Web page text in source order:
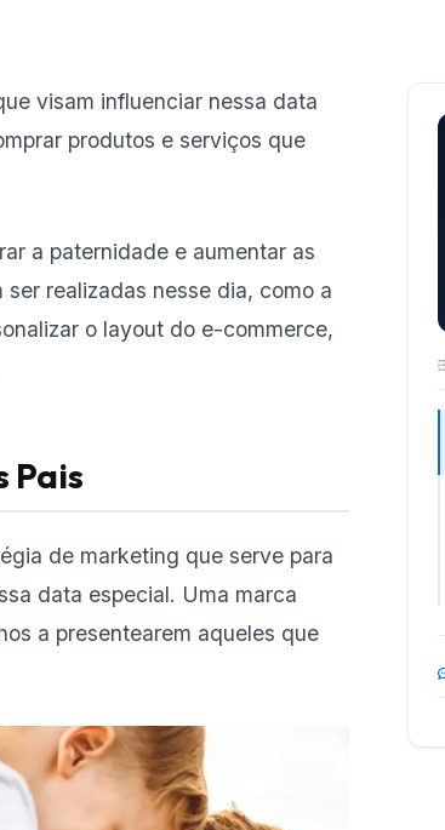
visam influenciar nessa data
produtos e serviços que
a paternidade e aumentar as
realizadas nesse dia, como a
o layout do e-commerce,
Pais
de marketing que serve para
data especial. Uma marca
a presentearem aqueles que